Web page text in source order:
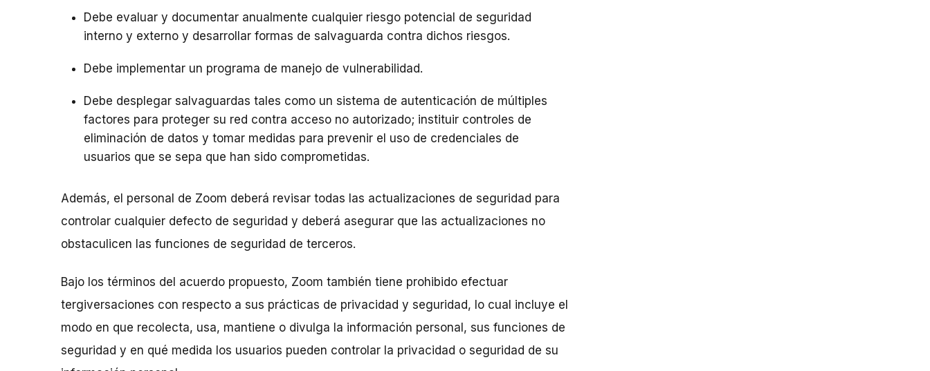
Debe evaluar y documentar anualmente cualquier riesgo potencial de seguridad
interno y externo y desarrollar formas de salvaguarda contra dichos riesgos.
Debe implementar un programa de manejo de vulnerabilidad.
Debe desplegar salvaguardas tales como un sistema de autenticación de múltiples
factores para proteger su red contra acceso no autorizado; instituir controles de
eliminación de datos y tomar medidas para prevenir el uso de credenciales de
usuarios que se sepa que han sido comprometidas.
Además, el personal de Zoom deberá revisar todas las actualizaciones de seguridad para
controlar cualquier defecto de seguridad y deberá asegurar que las actualizaciones no
obstaculicen las funciones de seguridad de terceros.
Bajo los términos del acuerdo propuesto, Zoom también tiene prohibido efectuar
tergiversaciones con respecto a sus prácticas de privacidad y seguridad, lo cual incluye el
modo en que recolecta, usa, mantiene o divulga la información personal, sus funciones de
seguridad y en qué medida los usuarios pueden controlar la privacidad o seguridad de su